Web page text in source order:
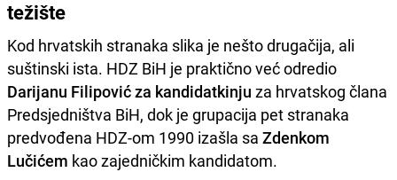
težište
Kod hrvatskih stranaka slika je nešto drugačija, ali
suštinski ista. HDZ BiH je praktično već odredio
Darijanu Filipović za kandidatkinju za hrvatskog člana
Predsjedništva BiH, dok je grupacija pet stranaka
predvođena HDZ-om 1990 izašla sa Zdenkom
Lučićem kao zajedničkim kandidatom.